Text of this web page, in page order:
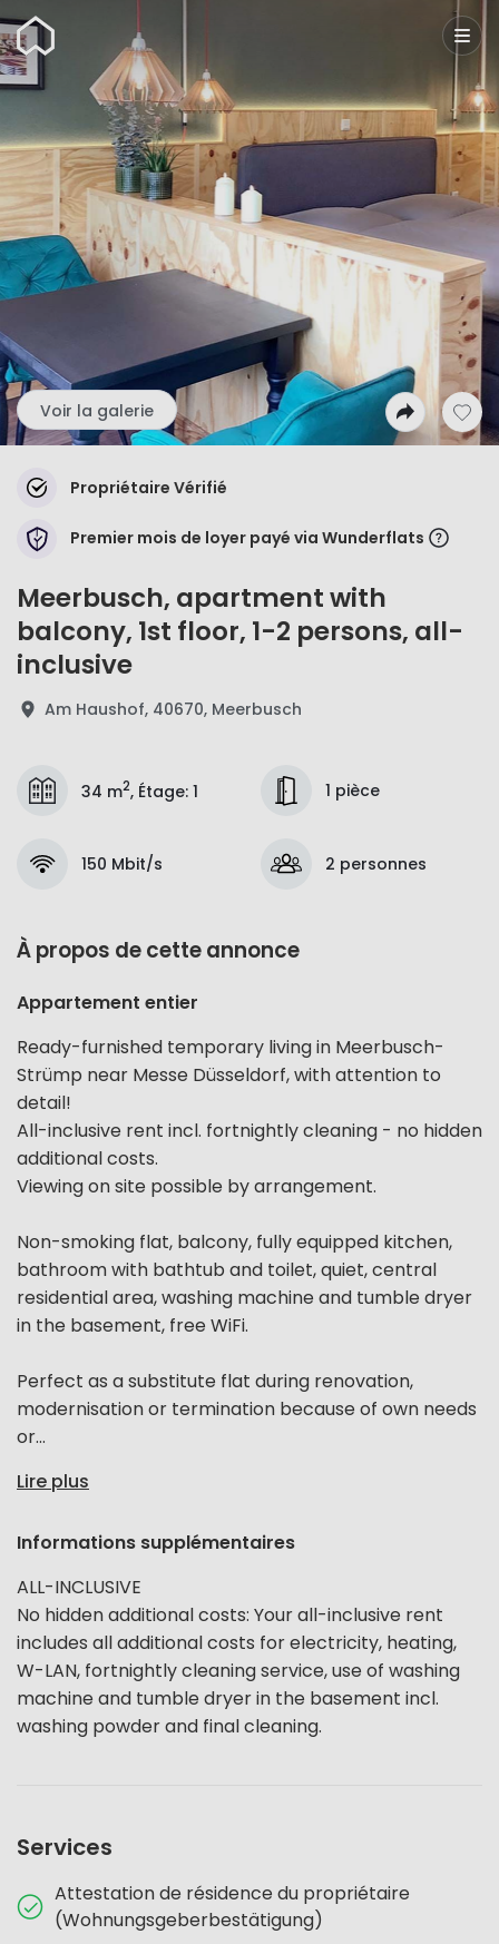
Wunderflats
Voir la galerie
Propriétaire Vérifié
Premier mois de loyer payé via Wunderflats
Meerbusch, apartment with
balcony, 1st floor, 1-2 persons, all-
inclusive
Am Haushof, 40670, Meerbusch
34 m2, Étage: 1 1 pièce
150 Mbit/s 2 personnes
À propos de cette annonce
Appartement entier
Ready-furnished temporary living in Meerbusch-
Strümp near Messe Düsseldorf, with attention to
detail!
All-inclusive rent incl. fortnightly cleaning - no hidden
additional costs.
Viewing on site possible by arrangement.
Non-smoking flat, balcony, fully equipped kitchen,
bathroom with bathtub and toilet, quiet, central
residential area, washing machine and tumble dryer
in the basement, free WiFi.
Perfect as a substitute flat during renovation,
modernisation or termination because of own needs
or...
Lire plus
Informations supplémentaires
ALL-INCLUSIVE
No hidden additional costs: Your all-inclusive rent
includes all additional costs for electricity, heating,
W-LAN, fortnightly cleaning service, use of washing
machine and tumble dryer in the basement incl.
washing powder and final cleaning.
Services
Attestation de résidence du propriétaire
(Wohnungsgeberbestätigung)